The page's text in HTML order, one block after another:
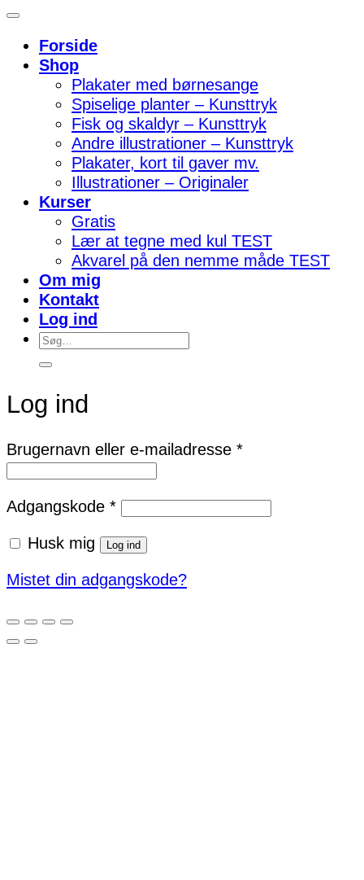
Forside
Shop
Plakater med børnesange
Spiselige planter – Kunsttryk
Fisk og skaldyr – Kunsttryk
Andre illustrationer – Kunsttryk
Plakater, kort til gaver mv.
Illustrationer – Originaler
Kurser
Gratis
Lær at tegne med kul TEST
Akvarel på den nemme måde TEST
Om mig
Kontakt
Log ind
Søg
Log ind
Brugernavn eller e-mailadresse *Påkrævet
Adgangskode *Påkrævet
Husk mig Log ind
Mistet din adgangskode?